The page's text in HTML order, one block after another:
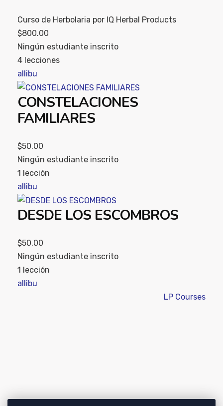
Curso de Herbolaria por IQ Herbal Products
$800.00
Ningún estudiante inscrito
4 lecciones
allibu
CONSTELACIONES
FAMILIARES
$50.00
Ningún estudiante inscrito
1 lección
allibu
DESDE LOS ESCOMBROS
$50.00
Ningún estudiante inscrito
1 lección
allibu
LP Courses